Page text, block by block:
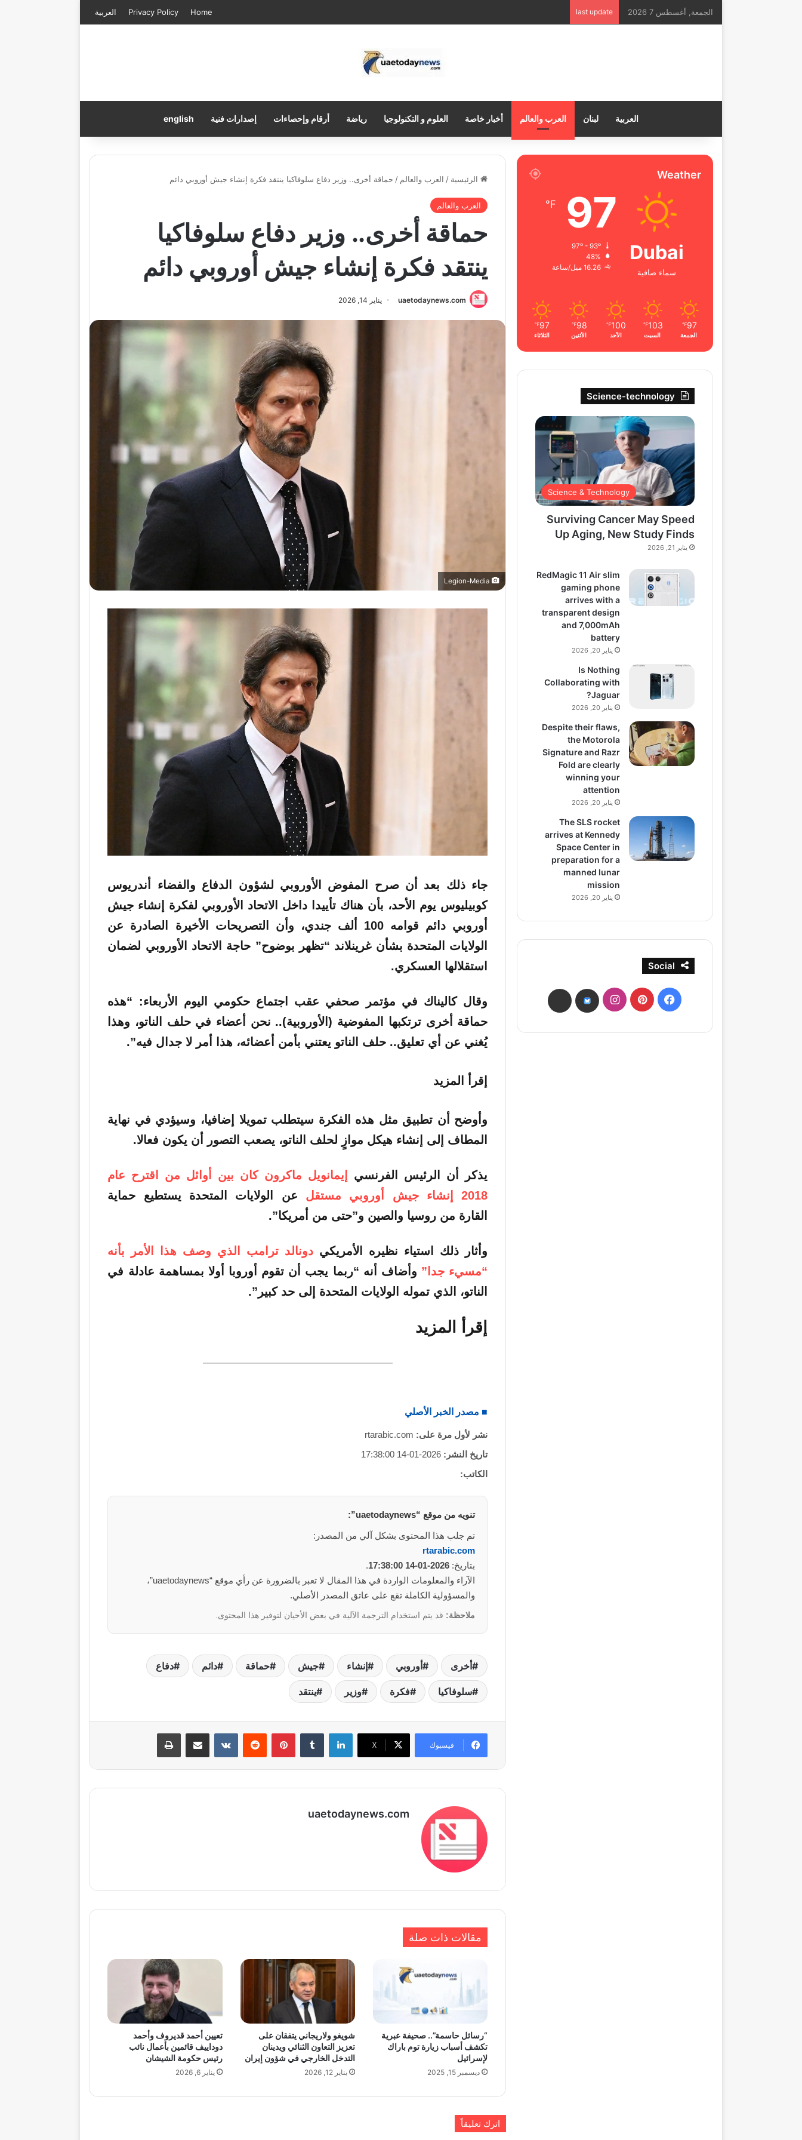
الجمعة, أغسطس 7 2026 last update
Home
Privacy Policy العربية
العربية لبنان العرب والعالم أخبار خاصة العلوم و التكنولوجيا رياضة أرقام وإحصاءات إصدارات فنية english
الرئيسية / العرب والعالم / حماقة أخرى.. وزير دفاع سلوفاكيا ينتقد فكرة إنشاء جيش أوروبي دائم
العرب والعالم
حماقة أخرى.. وزير دفاع سلوفاكيا
ينتقد فكرة إنشاء جيش أوروبي دائم
uaetodaynews.com يناير 14, 2026
Legion-Media
جاء ذلك بعد أن صرح المفوض الأوروبي لشؤون الدفاع والفضاء أندريوس
كوبيليوس يوم الأحد، بأن هناك تأييدا داخل الاتحاد الأوروبي لفكرة إنشاء جيش
أوروبي دائم قوامه 100 ألف جندي، وأن التصريحات الأخيرة الصادرة عن
الولايات المتحدة بشأن غرينلاند “تظهر بوضوح” حاجة الاتحاد الأوروبي لضمان
استقلالها العسكري.
وقال كاليناك في مؤتمر صحفي عقب اجتماع حكومي اليوم الأربعاء: “هذه
حماقة أخرى ترتكبها المفوضية (الأوروبية).. نحن أعضاء في حلف الناتو، وهذا
يُغني عن أي تعليق.. حلف الناتو يعتني بأمن أعضائه، هذا أمر لا جدال فيه”.
إقرأ المزيد
وأوضح أن تطبيق مثل هذه الفكرة سيتطلب تمويلا إضافيا، وسيؤدي في نهاية
المطاف إلى إنشاء هيكل موازٍ لحلف الناتو، يصعب التصور أن يكون فعالا.
يذكر أن الرئيس الفرنسي
إيمانويل ماكرون كان بين أوائل من اقترح عام
2018 إنشاء جيش أوروبي مستقل
عن الولايات المتحدة يستطيع حماية
القارة من روسيا والصين و”حتى من أمريكا”.
وأثار ذلك استياء نظيره الأمريكي دونالد ترامب الذي وصف هذا الأمر بأنه
“مسيء جدا” وأضاف أنه “ربما يجب أن تقوم أوروبا أولا بمساهمة عادلة في
الناتو، الذي تموله الولايات المتحدة إلى حد كبير”.
إقرأ المزيد
■ مصدر الخبر الأصلي
نشر لأول مرة على: rtarabic.com
تاريخ النشر: 2026-01-14 17:38:00
الكاتب:
تنويه من موقع “uaetodaynews”:
تم جلب هذا المحتوى بشكل آلي من المصدر:
rtarabic.com
بتاريخ: 2026-01-14 17:38:00
.
الآراء والمعلومات الواردة في هذا المقال لا تعبر بالضرورة عن رأي موقع “uaetodaynews”،
والمسؤولية الكاملة تقع على عاتق المصدر الأصلي.
ملاحظة: قد يتم استخدام الترجمة الآلية في بعض الأحيان لتوفير هذا المحتوى.
أخرى أوروبي إنشاء جيش حماقة دائم دفاع
سلوفاكيا فكرة وزير ينتقد
فيسبوك ‫X
لينكدإن ‏Tumblr بينتيريست
‏Reddit
‏VKontakte مشاركة عبر البريد طباعة
uaetodaynews.com
مقالات ذات صلة
“رسائل حاسمة”.. صحيفة عبرية
تكشف أسباب زيارة توم باراك
لإسرائيل
ديسمبر 15, 2025
شويغو ولاريجاني يتفقان على
تعزيز التعاون الثنائي ويدينان
التدخل الخارجي في شؤون إيران
يناير 12, 2026
تعيين أحمد قديروف وأحمد
دوداييف قائمين بأعمال نائب
رئيس حكومة الشيشان
يناير 6, 2026
اترك تعليقاً
Weather
Dubai
سماء صافية
97
℉
48%
16.26 ميل/ساعة
97
℉
الجمعة
103
℉
السبت
100
℉
الأحد
98
℉
الأثنين
97
℉
الثلاثاء
Science-technology
Science & Technology
Surviving Cancer May Speed
Up Aging, New Study Finds
يناير 21, 2026
RedMagic 11 Air slim
gaming phone
arrives with a
transparent design
and 7,000mAh
battery
يناير 20, 2026
Is Nothing
Collaborating with
Jaguar?
يناير 20, 2026
Despite their flaws,
the Motorola
Signature and Razr
Fold are clearly
winning your
attention
يناير 20, 2026
The SLS rocket
arrives at Kennedy
Space Center in
preparation for a
manned lunar
mission
يناير 20, 2026
Social
فيسبوكبينتيريستانستقرامbsky
threads